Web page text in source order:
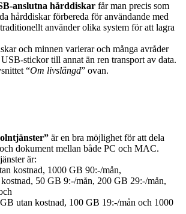
anslutna hårddiskar får man precis som
hårddiskar förbereda för användande med
använder olika system för att lagra
och minnen varierar och många avråder
stickor till annat än ren transport av data.
“Om livslängd” ovan.
är en bra möjlighet för att dela
dokument mellan både PC och MAC.
är:
kostnad, 1000 GB 90:-/mån,
50 GB 9:-/mån, 200 GB 29:-/mån,
utan kostnad, 100 GB 19:-/mån och 1000